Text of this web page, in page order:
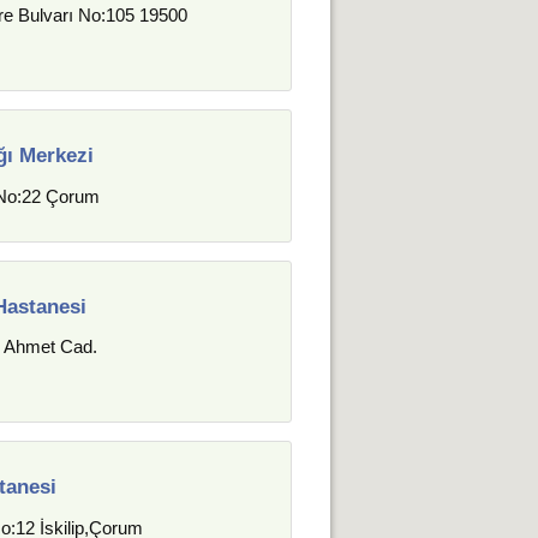
Bulvarı No:105 19500
Merkezi
Çorum
Cad.
İskilip,Çorum